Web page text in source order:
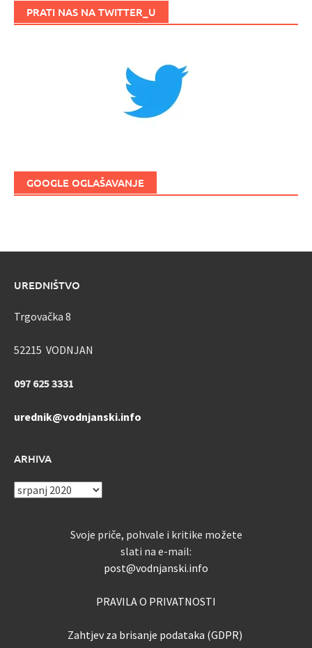
PRATI NAS NA TWITTER_U
GOOGLE OGLAŠAVANJE
UREDNIŠTVO
Trgovačka 8
52215 VODNJAN
097 625 3331
urednik@vodnjanski.info
ARHIVA
ARHIVA
Svoje priče, pohvale i kritike možete
slati na e-mail:
post@vodnjanski.info
PRAVILA O PRIVATNOSTI
Zahtjev za brisanje podataka (GDPR)